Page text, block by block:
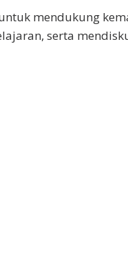
mendukung
serta